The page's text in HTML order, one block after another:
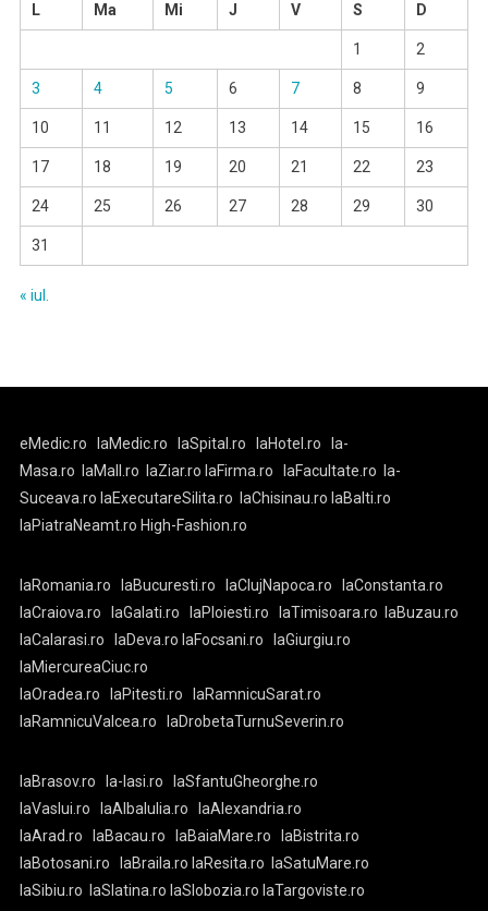
L
Ma Mi J V S D
1 2
3 4 5 6 7 8 9
10 11 12 13 14 15 16
17 18 19 20 21 22 23
24 25 26 27 28 29 30
31
« iul.
eMedic.ro laMedic.ro laSpital.ro laHotel.ro
la-
Masa.ro
laMall.ro laZiar.ro laFirma.ro laFacultate.ro
la-
Suceava.ro laExecutareSilita.ro laChisinau.ro laBalti.ro
laPiatraNeamt.ro High-Fashion.ro
laRomania.ro laBucuresti.ro laClujNapoca.ro
laConstanta.ro
laCraiova.ro
laGalati.ro laPloiesti.ro laTimisoara.ro
laBuzau.ro
laCalarasi.ro
laDeva.ro laFocsani.ro
laGiurgiu.ro
laMiercureaCiuc.ro
laOradea.ro
laPitesti.ro
laRamnicuSarat.ro
laRamnicuValcea.ro
laDrobetaTurnuSeverin.ro
laBrasov.ro la-Iasi.ro
laSfantuGheorghe.ro
laVaslui.ro
laAlbaIulia.ro
laAlexandria.ro
laArad.ro
laBacau.ro laBaiaMare.ro
laBistrita.ro
laBotosani.ro
laBraila.ro laResita.ro
laSatuMare.ro
laSibiu.ro
laSlatina.ro laSlobozia.ro laTargoviste.ro